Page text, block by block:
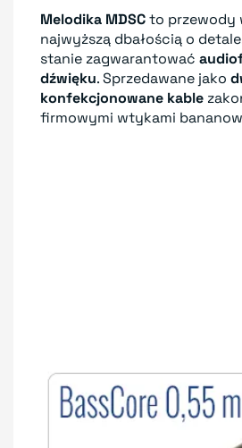
Melodika MDSCto przewody
najwyższą dbałością o
stanie zagwarantować
dźwięku. Sprzedawane jako
konfekcjonowane kable
firmowymi wtykami